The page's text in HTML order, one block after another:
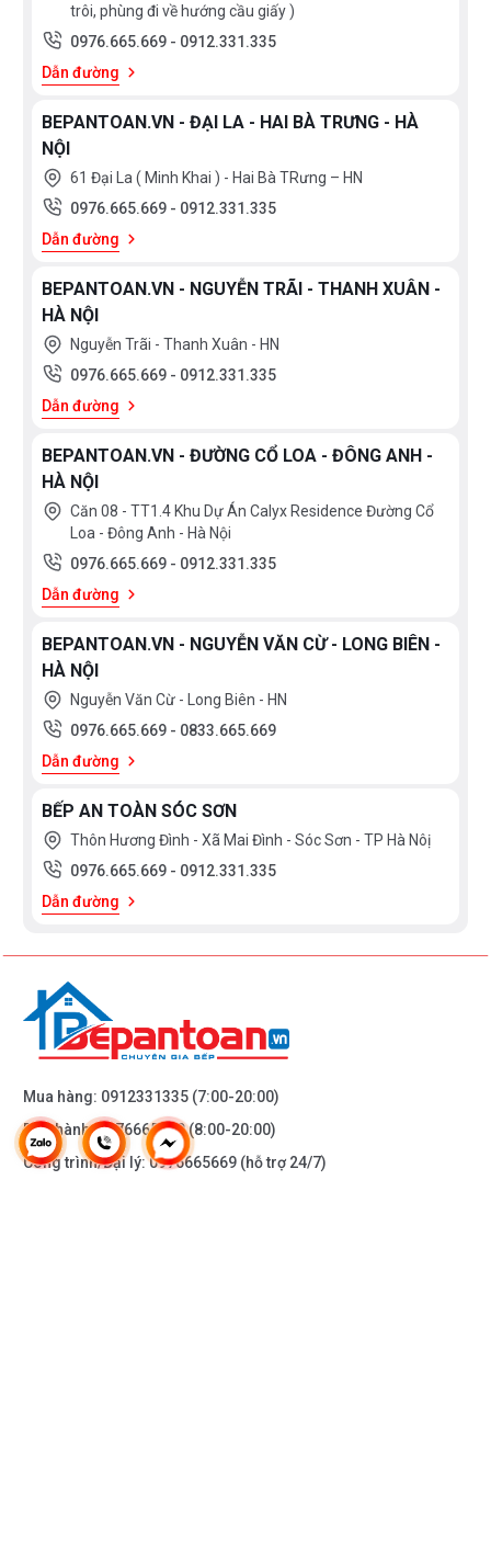
trôi, phùng đi về hướng cầu giấy )
0976.665.669 - 0912.331.335
Dẫn đường
BEPANTOAN.VN - ĐẠI LA - HAI BÀ TRƯNG - HÀ
NỘI
61 Đại La ( Minh Khai ) - Hai Bà TRưng – HN
0976.665.669 - 0912.331.335
Dẫn đường
BEPANTOAN.VN - NGUYỄN TRÃI - THANH XUÂN -
HÀ NỘI
Nguyễn Trãi - Thanh Xuân - HN
0976.665.669 - 0912.331.335
Dẫn đường
BEPANTOAN.VN - ĐƯỜNG CỔ LOA - ĐÔNG ANH -
HÀ NỘI
Căn 08 - TT1.4 Khu Dự Án Calyx Residence Đường Cổ
Loa - Đông Anh - Hà Nội
0976.665.669 - 0912.331.335
Dẫn đường
BEPANTOAN.VN - NGUYỄN VĂN CỪ - LONG BIÊN -
HÀ NỘI
Nguyễn Văn Cừ - Long Biên - HN
0976.665.669 - 0833.665.669
Dẫn đường
BẾP AN TOÀN SÓC SƠN
Thôn Hương Đình - Xã Mai Đình - Sóc Sơn - TP Hà Nôị
0976.665.669 - 0912.331.335
Dẫn đường
Mua hàng: 0912331335 (7:00-20:00)
Bảo hành:0976665669(8:00-20:00)
Công trình/Đại lý:0976665669 (hỗ trợ 24/7)